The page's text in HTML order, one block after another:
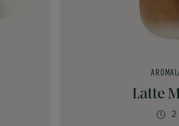
Latte
2